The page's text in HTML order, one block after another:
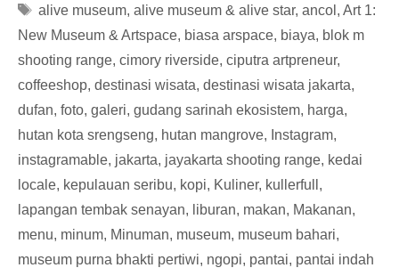
Tags
alive museum, alive museum & alive star, ancol , Art 1:
New Museum & Artspace, biasa arspace, biaya, blok m
shooting range, cimory riverside, ciputra artpreneur,
coffeeshop, destinasi wisata, destinasi wisata jakarta,
dufan, foto, galeri, gudang sarinah ekosistem, harga,
hutan kota srengseng, hutan mangrove, Instagram,
instagramable, jakarta, jayakarta shooting range, kedai
locale, kepulauan seribu, kopi, Kuliner, kullerfull ,
lapangan tembak senayan, liburan, makan, Makanan,
menu, minum, Minuman, museum, museum bahari,
museum purna bhakti pertiwi, ngopi, pantai, pantai indah